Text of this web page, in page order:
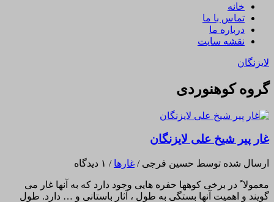
خانه
تماس با ما
درباره ما
نقشه سایت
لایزنگان
گروه کوهنوردی
غار پیر شیخ علی لایزنگان
ارسال شده توسط حسین فرجی/ غارها / ۱ دیدگاه
معمولا ً در برخی کوهها حفره هایی وجود دارد که به آنها غار می
گویند و اهمیت آنها بستگی به طول ، آثار باستانی و … دارد. طول